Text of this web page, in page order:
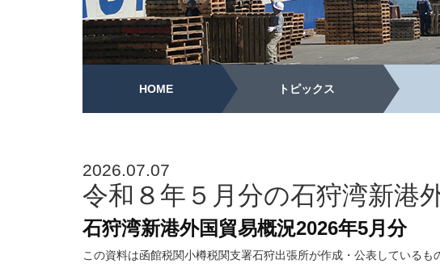
HOME トピックス
2026.07.07
令和８年５月分の石狩湾新港
石狩湾新港外国貿易概況2026年5月分
この資料は函館税関小樽税関支署石狩出張所が作成・公表しているも